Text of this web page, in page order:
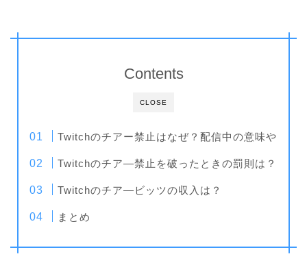
CLOSE
Contents
Twitchのチアー禁止はなぜ？配信中の意味や
Twitchのチア―禁止を破ったときの罰則は？
Twitchのチア―ビッツの収入は？
まとめ